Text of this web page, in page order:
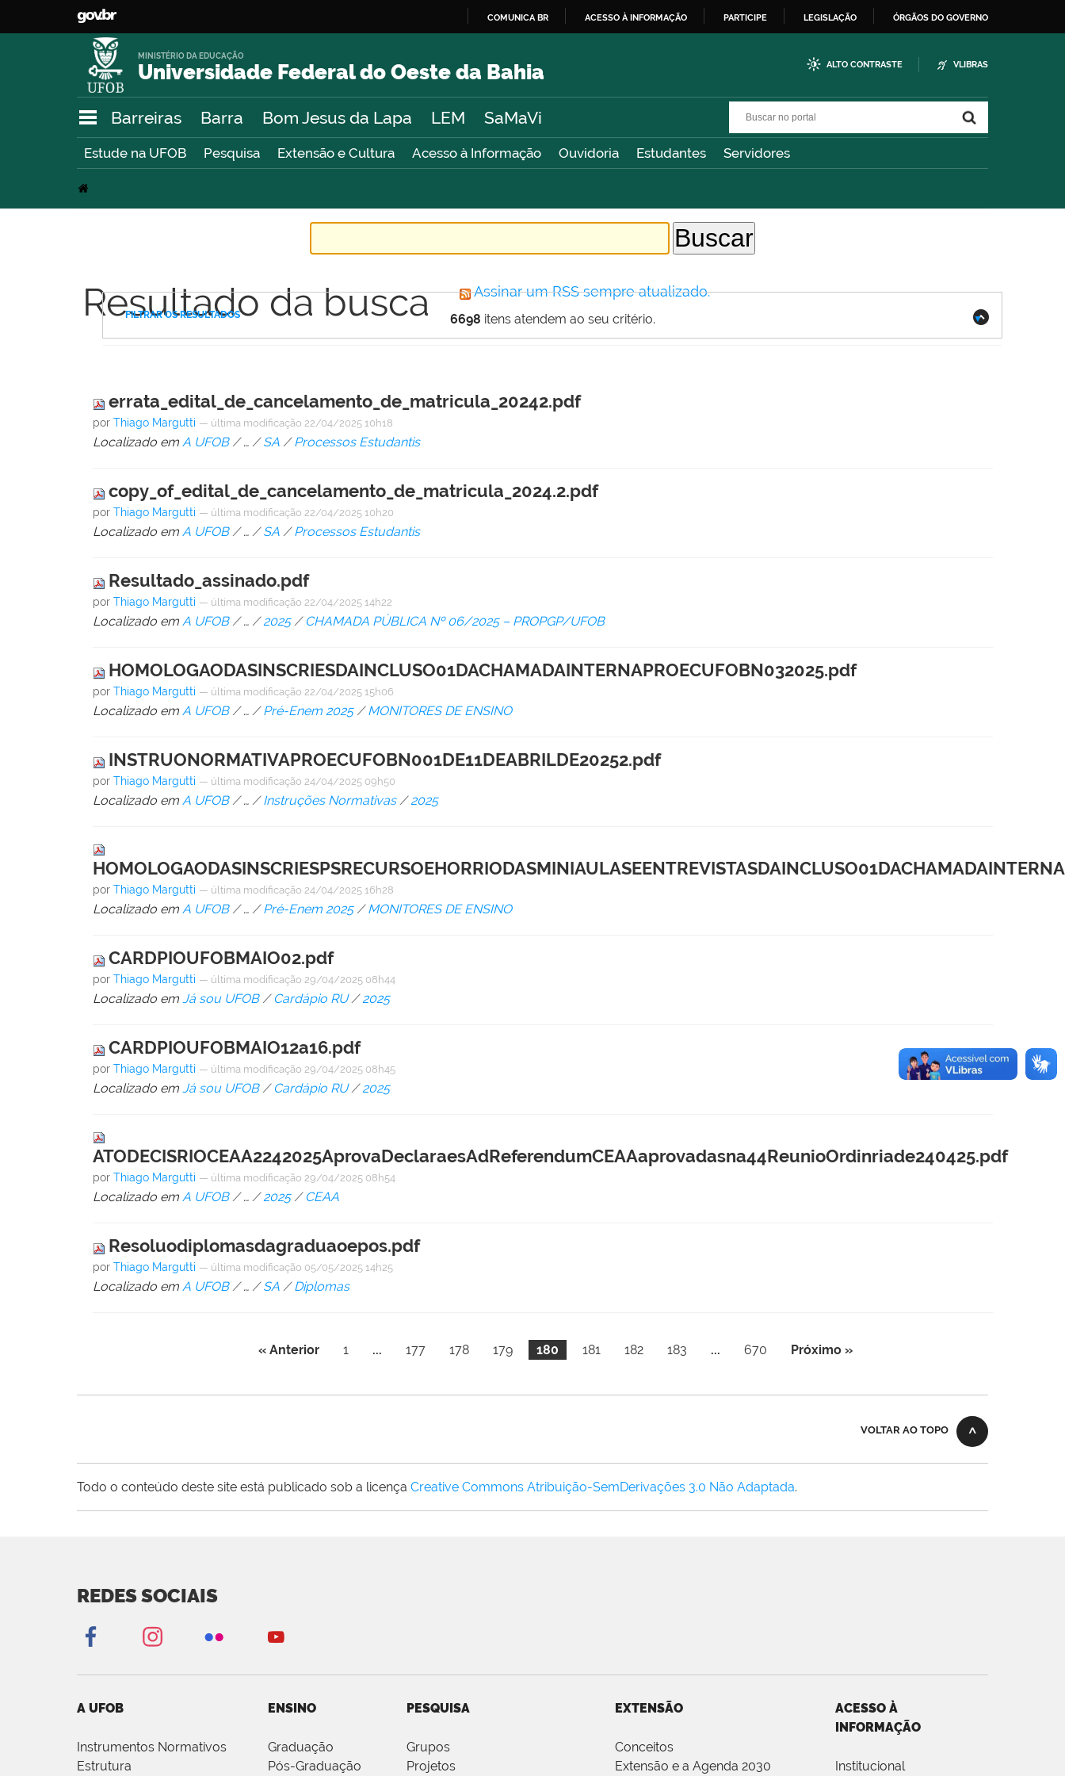
O
COMUNICA BR ACESSO À INFORMAÇÃO PARTICIPE LEGISLAÇÃO ÓRGÃOS DO GOVERNO
Universidade Federal do Oeste da Bahia
MINISTÉRIO DA EDUCAÇÃO
ALTO CONTRASTE VLIBRAS
Barreiras Barra Bom Jesus da Lapa LEM SaMaVi
Estude na UFOB Pesquisa Extensão e Cultura Acesso à Informação Ouvidoria Estudantes Servidores
Resultado da busca Assinar um RSS sempre atualizado.
6698 itens atendem ao seu critério.
FILTRAR OS RESULTADOS
errata_edital_de_cancelamento_de_matricula_20242.pdf
porThiago Margutti — última modificação 22/04/2025 10h18
Localizado em A UFOB /…/SA /Processos Estudantis
copy_of_edital_de_cancelamento_de_matricula_2024.2.pdf
porThiago Margutti — última modificação 22/04/2025 10h20
Localizado em A UFOB /…/SA /Processos Estudantis
Resultado_assinado.pdf
porThiago Margutti — última modificação 22/04/2025 14h22
Localizado em A UFOB /…/2025 / CHAMADA PÚBLICA Nº 06/2025 – PROPGP/UFOB
HOMOLOGAODASINSCRIESDAINCLUSO01DACHAMADAINTERNAPROECUFOBN032025.pdf
porThiago Margutti — última modificação 22/04/2025 15h06
Localizado em A UFOB /…/Pré-Enem 2025 /MONITORES DE ENSINO
INSTRUONORMATIVAPROECUFOBN001DE11DEABRILDE20252.pdf
porThiago Margutti — última modificação 24/04/2025 09h50
Localizado em A UFOB /…/Instruções Normativas /2025
porThiago Margutti — última modificação 24/04/2025 16h28
Localizado em A UFOB /…/Pré-Enem 2025 /MONITORES DE ENSINO
CARDPIOUFOBMAIO02.pdf
porThiago Margutti — última modificação 29/04/2025 08h44
Localizado em Já sou UFOB / Cardápio RU /2025
CARDPIOUFOBMAIO12a16.pdf
porThiago Margutti — última modificação 29/04/2025 08h45
Localizado em Já sou UFOB / Cardápio RU /2025
ATODECISRIOCEAA2242025AprovaDeclaraesAdReferendumCEAAaprovadasna44ReunioOrdinriade240425.pdf
porThiago Margutti — última modificação 29/04/2025 08h54
Localizado em A UFOB /…/2025 / CEAA
Resoluodiplomasdagraduaoepos.pdf
porThiago Margutti — última modificação 05/05/2025 14h25
Localizado em A UFOB /…/SA /Diplomas
« Anterior 1 ... 177 178 179 180 181 182 183 ... 670 Próximo »
VOLTAR AO TOPO
Todo o conteúdo deste site está publicado sob a licença Creative Commons Atribuição-SemDerivações 3.0 Não Adaptada.
REDES SOCIAIS
A UFOB
Instrumentos Normativos
Estrutura
ENSINO
Graduação
Pós-Graduação
PESQUISA
Grupos
Projetos
EXTENSÃO
Conceitos
Extensão e a Agenda 2030
ACESSO À
INFORMAÇÃO
Institucional